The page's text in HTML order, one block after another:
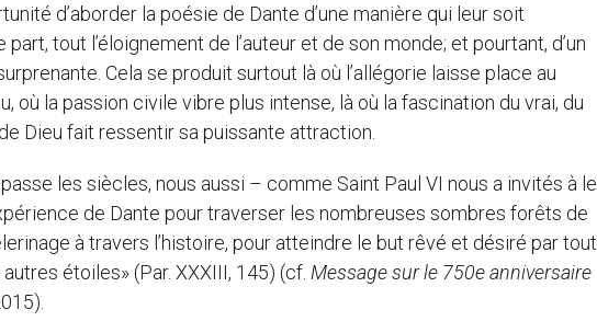
d’aborder la poésie de Dante d’une manière qui leur soit
tout l’éloignement de l’auteur et de son monde; et pourtant, d’un
Cela se produit surtout là où l’allégorie laisse place au
où la passion civile vibre plus intense, là où la fascination du vrai, du
Dieu fait ressentir sa puissante attraction.
les siècles, nous aussi – comme Saint Paul VI nous a invités à le
de Dante pour traverser les nombreuses sombres forêts de
à travers l’histoire, pour atteindre le but rêvé et désiré par tout
étoiles» (Par. XXXIII, 145) (cf. Message sur le 750e anniversaire